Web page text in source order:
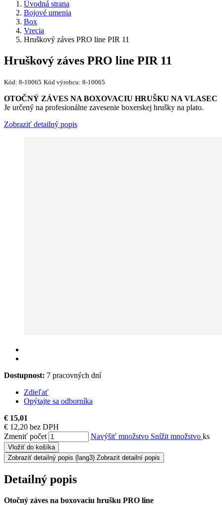
Úvodná strana
Bojové umenia
Box
Vrecia
Hruškový záves PRO line PIR 11
Hruškový záves PRO line PIR 11
Kód: 8-10065 Kód výrobcu: 8-10065
OTOČNÝ ZÁVES NA BOXOVACIU HRUŠKU NA VLASEC
Je určený na profesionálne zavesenie boxerskej hrušky na plato.
Zobraziť detailný popis
Dostupnost: 7 pracovných dní
Zdieľať
Opýtajte sa odborníka
€ 15,01
€ 12,20 bez DPH
Zmeniť počet
Navýšiť množstvo Snížit množstvo ks
Vložiť do košíka
Zobraziť detailný popis (lang3) Zobrazit detailní popis
Detailný popis
Otočný záves na boxovaciu hrušku PRO line